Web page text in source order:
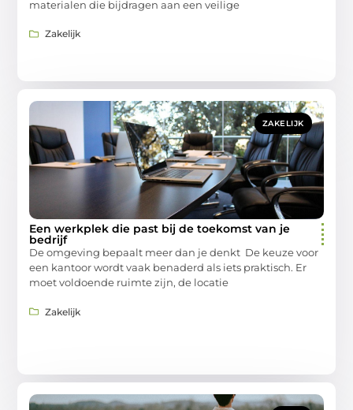
materialen die bijdragen aan een veilige
Zakelijk
ZAKELIJK
Een werkplek die past bij de toekomst van je
bedrijf
De omgeving bepaalt meer dan je denkt De keuze voor
een kantoor wordt vaak benaderd als iets praktisch. Er
moet voldoende ruimte zijn, de locatie
Zakelijk